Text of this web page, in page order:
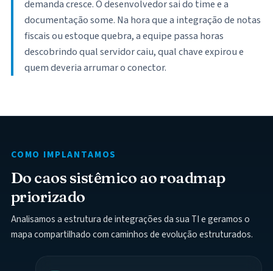
demanda cresce. O desenvolvedor sai do time e a
documentação some. Na hora que a integração de notas
fiscais ou estoque quebra, a equipe passa horas
descobrindo qual servidor caiu, qual chave expirou e
quem deveria arrumar o conector.
COMO IMPLANTAMOS
Do caos sistêmico ao roadmap
priorizado
Analisamos a estrutura de integrações da sua TI e geramos o
mapa compartilhado com caminhos de evolução estruturados.